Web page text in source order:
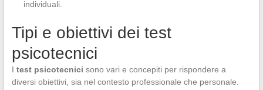
individuali.
Tipi e obiettivi dei test
psicotecnici
I test psicotecnici sono vari e concepiti per rispondere a
diversi obiettivi, sia nel contesto professionale che personale.